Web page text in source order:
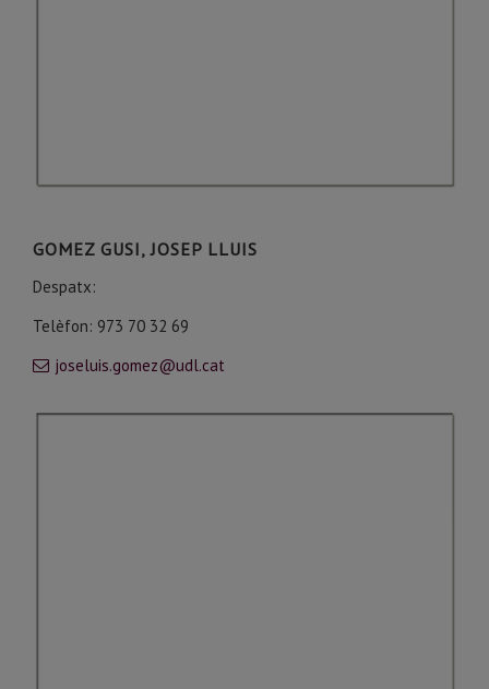
GOMEZ GUSI, JOSEP LLUIS
Despatx:
Telèfon: 973 70 32 69
joseluis.gomez@udl.cat